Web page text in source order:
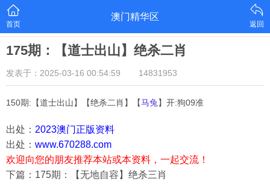
首页
澳门精华区
返回
175期：【道士出山】绝杀二肖
发表于：2025-03-16 00:54:59 14831953
150期:【道士出山】【绝杀二肖】【马兔 】开:狗09准
出处： 2023澳门正版资料
出处： www.670288.com
欢迎向您的朋友推荐本站或本资料，一起交流！
下篇：175期：【无地自容】绝杀三肖